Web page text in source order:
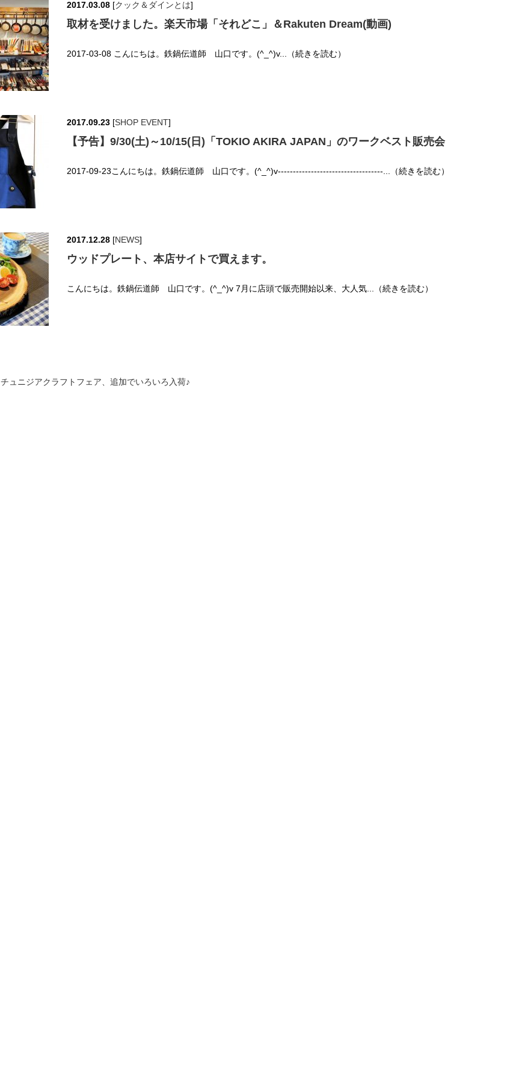
2017.03.08 [クック＆ダインとは]
取材を受けました。楽天市場「それどこ」＆Rakuten Dream(動画)
2017-03-08 こんにちは。鉄鍋伝道師 山口です。(^_^)v...（続きを読む）
2017.09.23 [SHOP EVENT]
【予告】9/30(土)～10/15(日)「TOKIO AKIRA JAPAN」のワークベスト販売会
2017-09-23こんにちは。鉄鍋伝道師 山口です。(^_^)v-----------------------------------...（続きを読む）
2017.12.28 [NEWS]
ウッドプレート、本店サイトで買えます。
こんにちは。鉄鍋伝道師 山口です。(^_^)v 7月に店頭で販売開始以来、大人気...（続きを読む）
チュニジアクラフトフェア、追加でいろいろ入荷♪